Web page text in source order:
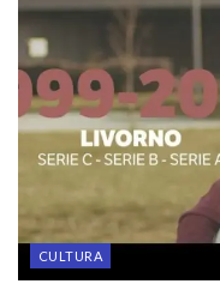
CULTURA